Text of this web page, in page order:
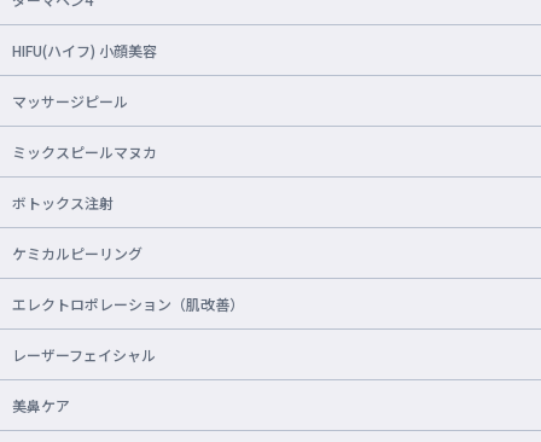
HIFU(ハイフ) 小顔美容
マッサージピール
ミックスピールマヌカ
ボトックス注射
ケミカルピーリング
エレクトロポレーション（肌改善）
レーザーフェイシャル
美鼻ケア